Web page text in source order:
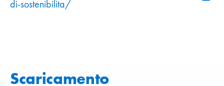
di-sostenibilita/
Scaricamento